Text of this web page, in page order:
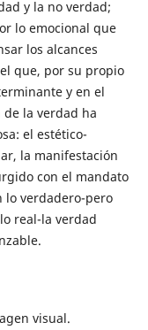
y la no verdad;
lo emocional que
los alcances
que, por su propio
y en el
la verdad ha
el estético-
la manifestación
con el mandato
lo verdadero-pero
real-la verdad
visual.